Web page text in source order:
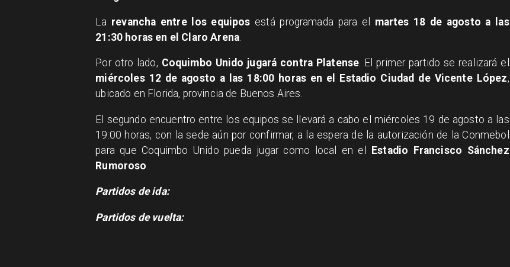
La revancha entre los equipos está programada para el martes 18 de agosto a las
21:30 horas en el Claro Arena
Por otro lado, Coquimbo Unido jugará contra Platense. El primer partido se realizará el
miércoles 12 de agosto a las 18:00 horas en el Estadio Ciudad de Vicente López,
ubicado en Florida, provincia de Buenos Aires.
El segundo encuentro entre los equipos se llevará a cabo el miércoles 19 de agosto a las
19:00 horas, con la sede aún por confirmar, a la espera de la autorización de la Conmebol
para que Coquimbo Unido pueda jugar como local en el Estadio Francisco Sánchez
Rumoroso
Partidos de ida:
Partidos de vuelta: